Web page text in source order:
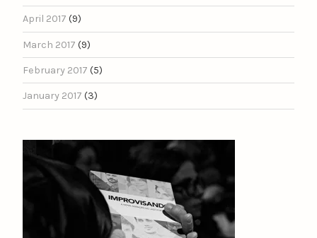
April 2017 (9)
March 2017 (9)
February 2017 (5)
January 2017 (3)